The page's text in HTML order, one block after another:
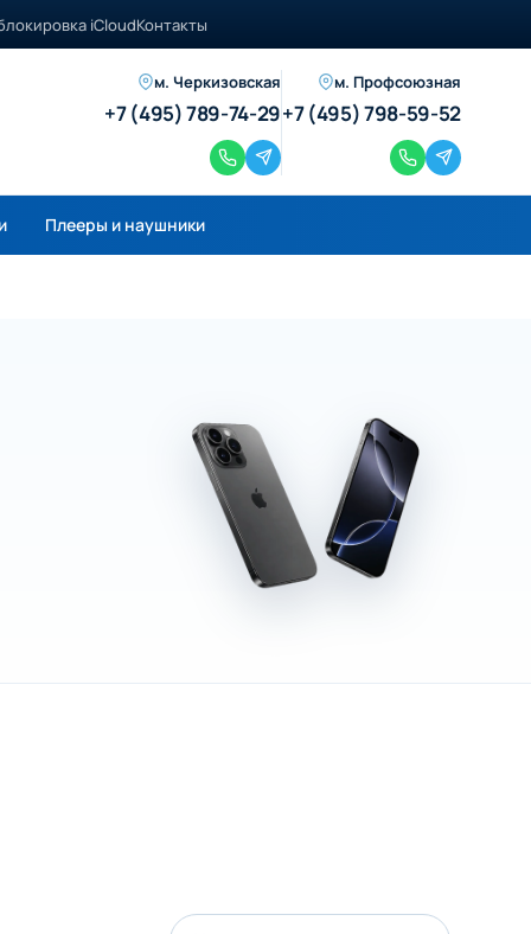
iCloudКонтакты
м. Черкизовская
+7 (495) 789-74-29
м. Профсоюзная
+7 (495) 798-59-52
Плееры и наушники